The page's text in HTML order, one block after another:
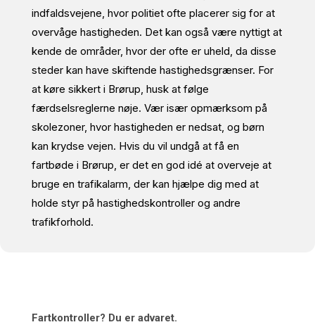
indfaldsvejene, hvor politiet ofte placerer sig for at
overvåge hastigheden. Det kan også være nyttigt at
kende de områder, hvor der ofte er uheld, da disse
steder kan have skiftende hastighedsgrænser. For
at køre sikkert i Brørup, husk at følge
færdselsreglerne nøje. Vær især opmærksom på
skolezoner, hvor hastigheden er nedsat, og børn
kan krydse vejen. Hvis du vil undgå at få en
fartbøde i Brørup, er det en god idé at overveje at
bruge en trafikalarm, der kan hjælpe dig med at
holde styr på hastighedskontroller og andre
trafikforhold.
Fartkontroller? Du er advaret.